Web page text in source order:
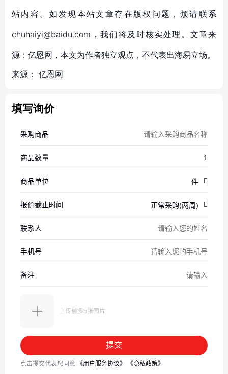
站内容。如发现本站文章存在版权问题，烦请联系
chuhaiyi@baidu.com，我们将及时核实处理。文章来
源：亿恩网，本文为作者独立观点，不代表出海易立场。
来源： 亿恩网
填写询价